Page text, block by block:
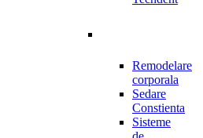
Remodelare
corporala
Sedare
Constienta
Sisteme